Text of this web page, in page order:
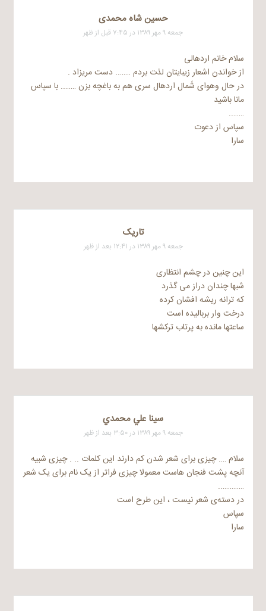
حسین شاه محمدی
جمعه ۹ مهر ۱۳۸۹ در ۷:۴۵ قبل از ظهر
سلام خانم اردهالی
از خواندن اشعار زیبایتان لذت بردم …….. دست مریزاد .
در حال وهوای شَمال اردهال سری هم به باغچه بزن …….. با سپاس
مانا باشید
……..
سپاس از دعوت
سارا
تاریک
جمعه ۹ مهر ۱۳۸۹ در ۱۲:۴۱ بعد از ظهر
این چنین در چشم انتظاری
شبها چندان دراز می گذرد
که ترانه ریشه افشان کرده
درخت وار بربالیده است
ساعتها مانده به پرتاب ترکشها
سينا علي محمدي
جمعه ۹ مهر ۱۳۸۹ در ۳:۵۰ بعد از ظهر
سلام …. چیزی برای شعر شدن کم دارند این کلمات .. . چیزی شبیه
آنچه پشت فنجان هاست معمولا چیزی فراتر از یک نام برای یک شعر
…………..
در دسته‌ی شعر نیست ، این طرح است
سپاس
سارا